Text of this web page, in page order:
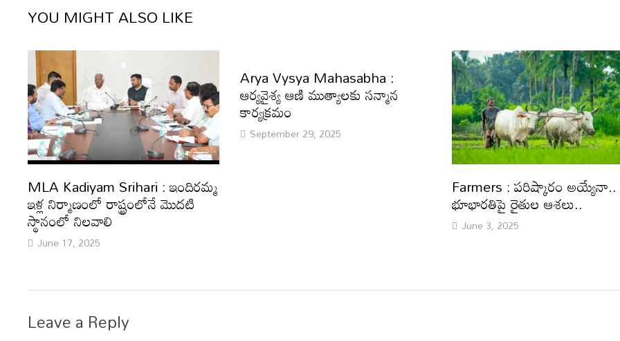
YOU MIGHT ALSO LIKE
MLA Kadiyam Srihari : ఇందిరమ్మ
ఇళ్ల నిర్మాణంలో రాష్ట్రంలోనే మొదటి
స్థానంలో నిలవాలి
June 17, 2025
Arya Vysya Mahasabha :
ఆర్యవైశ్య ఆణి ముత్యాలకు సన్మాన
కార్యక్రమం
September 29, 2025
Farmers : పరిష్కారం అయ్యేనా..
భూభారతిపై రైతుల ఆశలు..
June 3, 2025
Leave a Reply